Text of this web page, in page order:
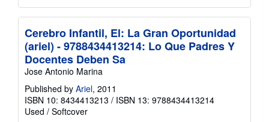
Cerebro Infantil, El: La Gran Oportunidad
(ariel) - 9788434413214: Lo Que Padres Y
Docentes Deben Sa
Jose Antonio Marina
Published by Ariel, 2011
ISBN 10: 8434413213 / ISBN 13: 9788434413214
Used / Softcover